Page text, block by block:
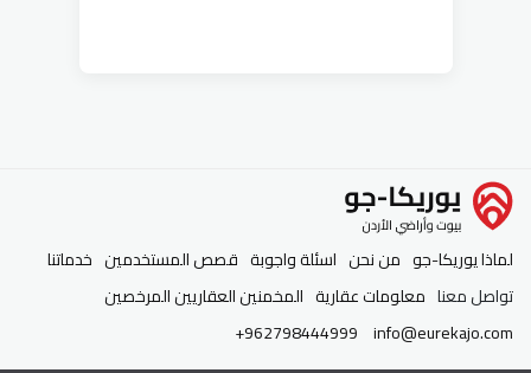
لماذا يوريكا-جو من نحن اسئلة واجوبة قصص المستخدمين خدماتنا
تواصل معنا معلومات عقارية المخمنين العقاريين المرخصين
info@eurekajo.com
+962798444999